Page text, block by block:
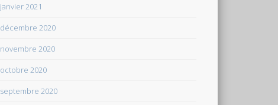
janvier 2021
décembre 2020
novembre 2020
octobre 2020
septembre 2020